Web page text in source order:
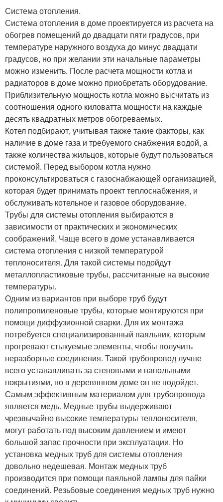
Система отопления.
Система отопления в доме проектируется из расчета на
обогрев помещений до двадцати пяти градусов, при
температуре наружного воздуха до минус двадцати
градусов, но при желании эти начальные параметры
можно изменить. После расчета мощности котла и
радиаторов в доме можно приобретать оборудование.
Приблизительную мощность котла можно высчитать из
соотношения одного киловатта мощности на каждые
десять квадратных метров обогреваемых.
Котел подбирают, учитывая также такие факторы, как
наличие в доме газа и требуемого снабжения водой, а
также количества жильцов, которые будут пользоваться
системой. Перед выбором котла нужно
проконсультироваться с газоснабжающей организацией,
которая будет принимать проект теплоснабжения, и
обслуживать котельное и газовое оборудование.
Трубы для системы отопления выбираются в
зависимости от практических и экономических
соображений. Чаще всего в доме устанавливается
система отопления с низкой температурой
теплоносителя. Для такой системы подойдут
металлопластиковые трубы, рассчитанные на высокие
температуры.
Одним из вариантов при выборе труб будут
полипропиленовые трубы, которые монтируются при
помощи диффузионной сварки. Для их монтажа
потребуется специализированный паяльник, которым
прогревают стыкуемые элементы, чтобы получить
неразборные соединения. Такой трубопровод лучше
всего устанавливать за стеновыми и напольными
покрытиями, но в деревянном доме он не подойдет.
Самым эффективным материалом для трубопровода
является медь. Медные трубы выдерживают
чрезвычайно высокие температуры теплоносителя,
могут работать под высоким давлением и имеют
большой запас прочности при эксплуатации. Но
установка медных труб для системы отопления
довольно недешевая. Монтаж медных труб
производится при помощи паяльной лампы для пайки
соединений. Резьбовые соединения медных труб нужно